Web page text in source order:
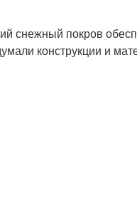
снежный покров
конструкции и